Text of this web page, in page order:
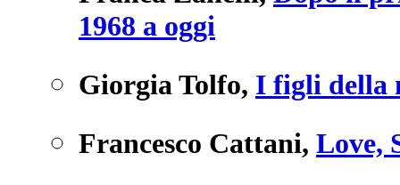
1968 a oggi
Giorgia Tolfo, I figli della
Francesco Cattani, Love,